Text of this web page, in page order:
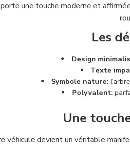
une touche moderne et
Les
Design
Texte
Symbole nature:
Polyvalent:
Une
véhicule devient un véritable